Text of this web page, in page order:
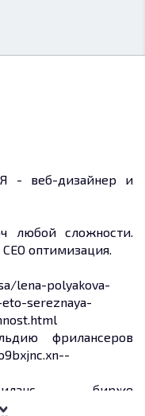
- веб-дизайнер и
любой сложности.
оптимизация.
lena-polyakova-
sereznaya-
фрилансеров
бирже